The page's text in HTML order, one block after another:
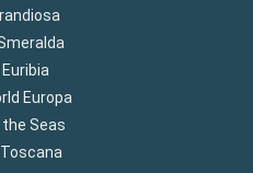
Euribia
Europa
the Seas